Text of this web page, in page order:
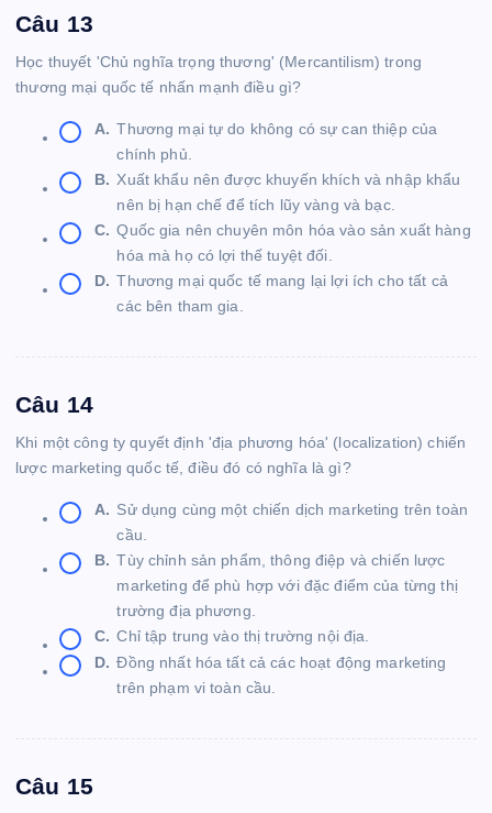
Câu 13
Học thuyết 'Chủ nghĩa trọng thương' (Mercantilism) trong
thương mại quốc tế nhấn mạnh điều gì?
A. Thương mại tự do không có sự can thiệp của
chính phủ.
B. Xuất khẩu nên được khuyến khích và nhập khẩu
nên bị hạn chế để tích lũy vàng và bạc.
C. Quốc gia nên chuyên môn hóa vào sản xuất hàng
hóa mà họ có lợi thế tuyệt đối.
D. Thương mại quốc tế mang lại lợi ích cho tất cả
các bên tham gia.
Câu 14
Khi một công ty quyết định 'địa phương hóa' (localization) chiến
lược marketing quốc tế, điều đó có nghĩa là gì?
A. Sử dụng cùng một chiến dịch marketing trên toàn
cầu.
B. Tùy chỉnh sản phẩm, thông điệp và chiến lược
marketing để phù hợp với đặc điểm của từng thị
trường địa phương.
C. Chỉ tập trung vào thị trường nội địa.
D. Đồng nhất hóa tất cả các hoạt động marketing
trên phạm vi toàn cầu.
Câu 15